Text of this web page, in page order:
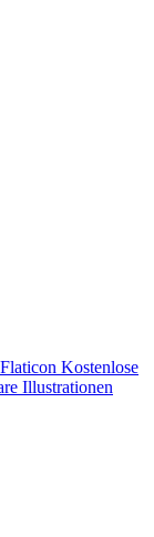
Flaticon Kostenlose
Illustrationen